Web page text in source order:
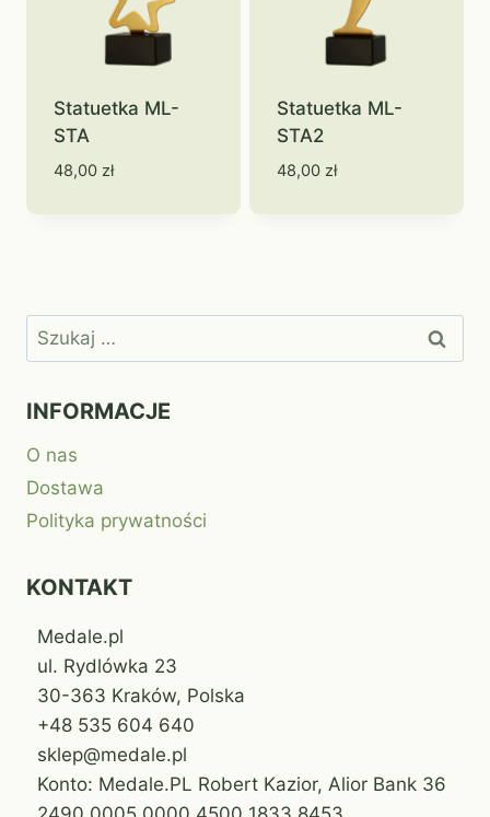
Statuetka ML-
STA
48,00 zł
Statuetka ML-
STA2
48,00 zł
Szukaj:
INFORMACJE
O nas
Dostawa
Polityka prywatności
KONTAKT
Medale.pl
ul. Rydlówka 23
30-363 Kraków, Polska
+48 535 604 640
sklep@medale.pl
Konto: Medale.PL Robert Kazior, Alior Bank 36